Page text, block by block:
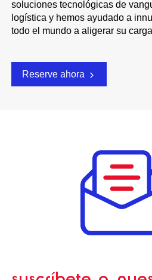
soluciones tecnológicas de
logística y hemos ayudado a
todo el mundo a aligerar su
Reserve ahora